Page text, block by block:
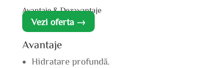
Avantaje & Dezavantaje
Vezi oferta →
Avantaje
Hidratare profundă.